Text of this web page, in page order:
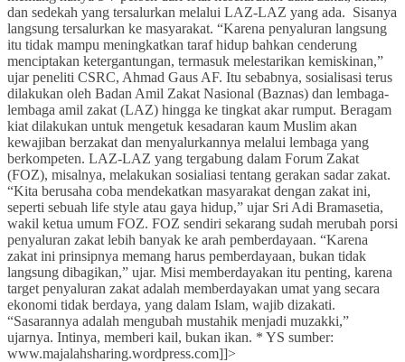
dan sedekah yang tersalurkan melalui LAZ-LAZ yang ada. Sisanya
langsung tersalurkan ke masyarakat. “Karena penyaluran langsung
itu tidak mampu meningkatkan taraf hidup bahkan cenderung
menciptakan ketergantungan, termasuk melestarikan kemiskinan,”
ujar peneliti CSRC, Ahmad Gaus AF. Itu sebabnya, sosialisasi terus
dilakukan oleh Badan Amil Zakat Nasional (Baznas) dan lembaga-
lembaga amil zakat (LAZ) hingga ke tingkat akar rumput. Beragam
kiat dilakukan untuk mengetuk kesadaran kaum Muslim akan
kewajiban berzakat dan menyalurkannya melalui lembaga yang
berkompeten. LAZ-LAZ yang tergabung dalam Forum Zakat
(FOZ), misalnya, melakukan sosialiasi tentang gerakan sadar zakat.
“Kita berusaha coba mendekatkan masyarakat dengan zakat ini,
seperti sebuah life style atau gaya hidup,” ujar Sri Adi Bramasetia,
wakil ketua umum FOZ. FOZ sendiri sekarang sudah merubah porsi
penyaluran zakat lebih banyak ke arah pemberdayaan. “Karena
zakat ini prinsipnya memang harus pemberdayaan, bukan tidak
langsung dibagikan,” ujar. Misi memberdayakan itu penting, karena
target penyaluran zakat adalah memberdayakan umat yang secara
ekonomi tidak berdaya, yang dalam Islam, wajib dizakati.
“Sasarannya adalah mengubah mustahik menjadi muzakki,”
ujarnya. Intinya, memberi kail, bukan ikan. * YS sumber:
www.majalahsharing.wordpress.com]]>